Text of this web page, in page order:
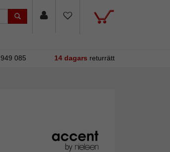
085 14 dagars returrätt